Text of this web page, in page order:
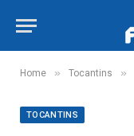
Home » Tocantins »
TOCANTINS